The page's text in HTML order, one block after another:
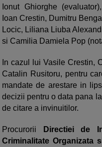
Ionut Ghiorghe
Ioan Crestin, Dumitru
Locic, Liliana Liuba
si Camilia Damiela Pop
In cazul lui Vasile Crestin,
Catalin Rusitoru, pentru
mandate de arestare in
decizii pentru o data pana
de citare a invinuitilor.
Procurorii
Directiei de
Criminalitate Organizata